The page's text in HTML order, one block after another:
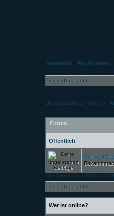
Anmelden Registrieren
Foren-Übersicht
Unbeantwortete Themen
Forum
Öffentlich
Alle Cookies des Boards
Foren-Übersicht
Wer ist online?